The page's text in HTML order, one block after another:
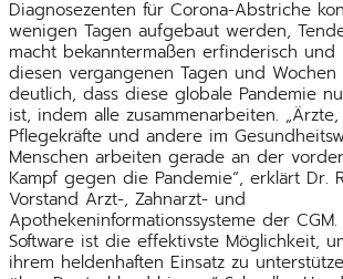
Diagnosezenten für Corona-Abstriche
wenigen Tagen aufgebaut werden,
macht bekanntermaßen erfinderisch und
diesen vergangenen Tagen und
deutlich, dass diese globale Pandemie
ist, indem alle zusammenarbeiten.
Pflegekräfte und andere im
Menschen arbeiten gerade an der
Kampf gegen die Pandemie“, erklärt Dr.
Vorstand Arzt-, Zahnarzt- und
Apothekeninformationssysteme der
Software ist die effektivste Möglichkeit,
ihrem heldenhaften Einsatz zu